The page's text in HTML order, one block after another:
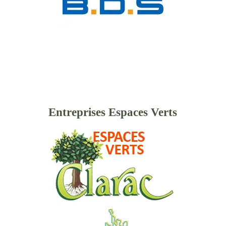
Entreprises Espaces Verts